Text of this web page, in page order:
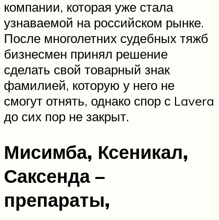
компании, которая уже стала
узнаваемой на российском рынке.
После многолетних судебных тяжб
бизнесмен принял решение
сделать свой товарный знак
фамилией, которую у него не
смогут отнять, однако спор с Lavera
до сих пор не закрыт.
Мисимба, Ксеникал,
Саксенда –
препараты,